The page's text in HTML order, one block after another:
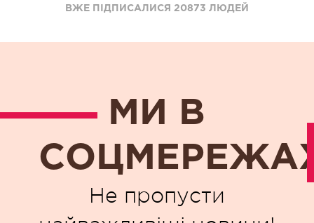
ВЖЕ ПІДПИСАЛИСЯ 20873 ЛЮДЕЙ
МИ В
Не пропусти